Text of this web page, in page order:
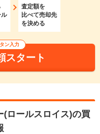
査定額を
比べて売却先
を決める
ン入力
スタート
(ロールスロイス)の買